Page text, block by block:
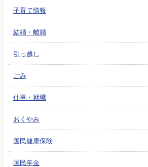
子育て情報
結婚・離婚
引っ越し
ごみ
仕事・就職
おくやみ
国民健康保険
国民年金